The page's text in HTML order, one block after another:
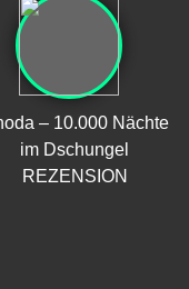
– 10.000 Nächte
im Dschungel
REZENSION